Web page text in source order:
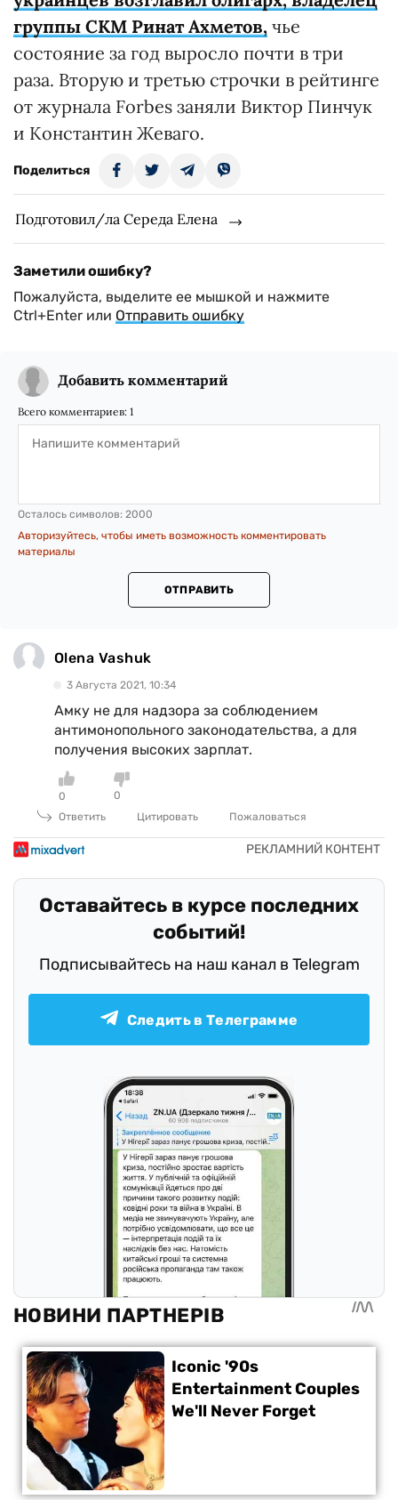
группы СКМ Ринат Ахметов, чье
состояние за год выросло почти в три
раза. Вторую и третью строчки в рейтинге
от журнала Forbes заняли Виктор Пинчук
и Константин Жеваго.
Поделиться
Подготовил/ла Середа Елена
Заметили ошибку?
Пожалуйста, выделите ее мышкой и нажмите
Ctrl+Enter или Отправить ошибку
Добавить комментарий
Всего комментариев: 1
Осталось символов: 2000
Авторизуйтесь, чтобы иметь возможность комментировать
материалы
ОТПРАВИТЬ
Olena Vashuk
3 Августа 2021, 10:34
Амку не для надзора за соблюдением
антимонопольного законодательства, а для
получения высоких зарплат.
0
0
Ответить
Цитировать Пожаловаться
Оставайтесь в курсе последних
событий!
Подписывайтесь на наш канал в Telegram
Следить в Телеграмме